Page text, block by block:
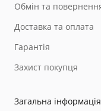
Обмін та
Доставка та оплата
Гарантія
Захист покупця
Загальна інформація